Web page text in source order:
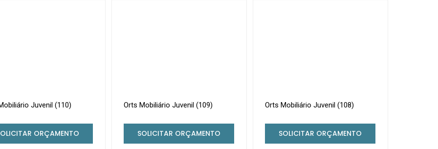
Juvenil (110)
ORÇAMENTO
Orts Mobiliário Juvenil (109)
SOLICITAR ORÇAMENTO
Orts Mobiliário Juvenil (108)
SOLICITAR ORÇAMENTO